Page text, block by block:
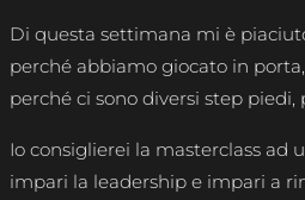
Di questa settimana mi è
perché abbiamo giocato in
perché ci sono diversi step piedi,
Io consiglierei la masterclass ad
impari la leadership e impari a